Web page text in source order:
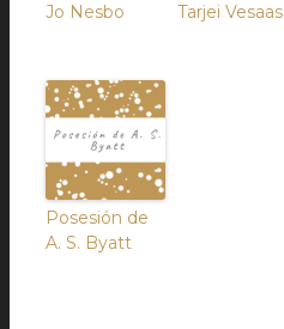
Jo Nesbo
Tarjei Vesaas
Posesión de
A. S. Byatt